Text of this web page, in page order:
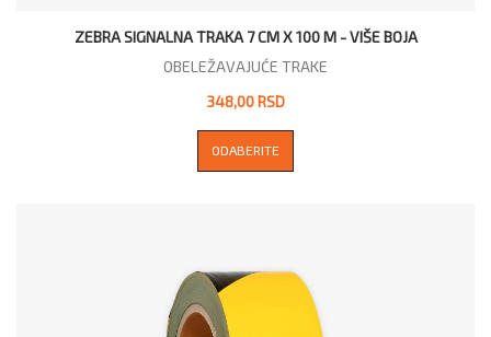
ZEBRA SIGNALNA TRAKA 7 CM X 100 M - VIŠE BOJA
OBELEŽAVAJUĆE TRAKE
348,00 RSD
ODABERITE